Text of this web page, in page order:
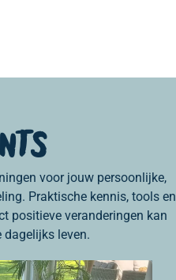
voor jouw persoonlijke,
Praktische kennis, tools en
positieve veranderingen kan
dagelijks leven.